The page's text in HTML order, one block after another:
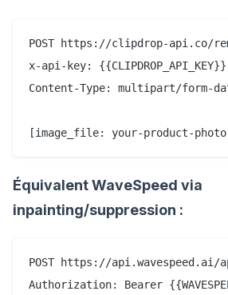
POST https://clipdrop-api.co/
x-api-key: {{CLIPDROP_API_KEY}}
Content-Type: multipart/form-
Équivalent WaveSpeed via
inpainting/suppression :
POST https://api.wavespeed.ai/
Authorization: Bearer